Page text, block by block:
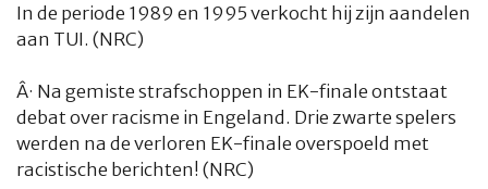
In de periode 1989 en 1995 verkocht hij zijn aandelen
aan TUI. (NRC)
Â· Na gemiste strafschoppen in EK-finale ontstaat
debat over racisme in Engeland. Drie zwarte spelers
werden na de verloren EK-finale overspoeld met
racistische berichten! (NRC)